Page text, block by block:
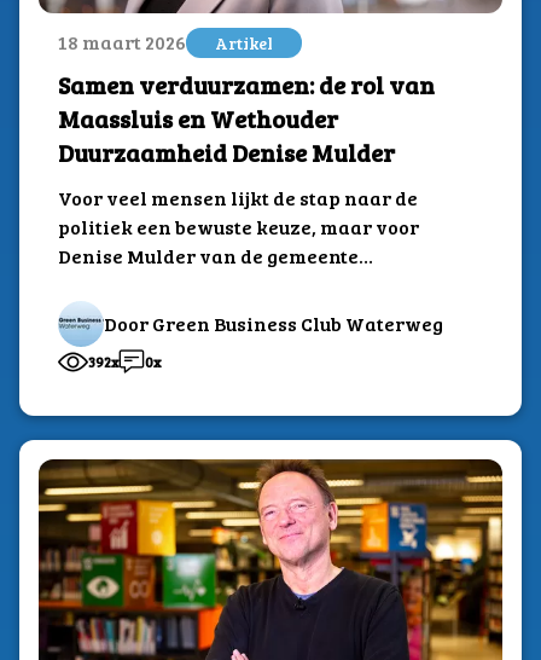
18 maart 2026 Artikel
Samen verduurzamen: de rol van
Maassluis en Wethouder
Duurzaamheid Denise Mulder
Voor veel mensen lijkt de stap naar de
politiek een bewuste keuze, maar voor
Denise Mulder van de gemeente
Door Green Business Club Waterweg
392x 0x